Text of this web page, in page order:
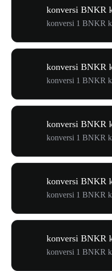
konversi BNKR
konversi 1 BNKR
konversi BNKR
konversi 1 BNKR
konversi BNKR
konversi BNKR
konversi 1 BNKR
konversi BNKR
konversi 1 BNKR